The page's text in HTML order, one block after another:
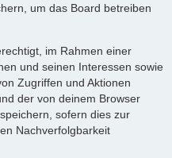
um das Board betreiben
im Rahmen einer
und seinen Interessen sowie
Zugriffen und Aktionen
der von deinem Browser
sofern dies zur
Nachverfolgbarkeit